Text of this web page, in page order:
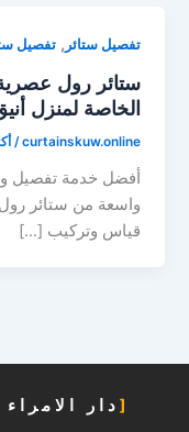
تفصيل ستائر ,تفصيل
الخاصة لمنزل
curtainskuw.online
/
أفضل خدمة تفصيل
واسعة من ستائر
قياس وتركيب […]
دار